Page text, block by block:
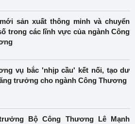
sản xuất thông minh và chuyển
trong các lĩnh vực của ngành Công
vụ bắc 'nhịp cầu' kết nối, tạo dư
trưởng cho ngành Công Thương
Bộ Công Thương Lê Mạnh